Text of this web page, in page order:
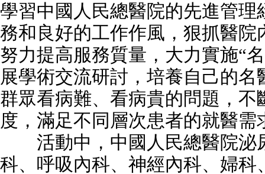
學習中國人民總醫院的先進管
務和良好的工作作風，狠抓醫
努力提高服務質量，大力實施“
展學術交流研討，培養自己的
群眾看病難、看病貴的問題，
度，滿足不同層次患者的就醫需
活動中，中國人民總醫院泌
科、呼吸內科、神經內科、婦